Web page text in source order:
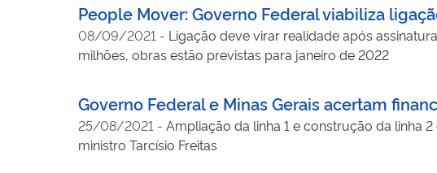
People Mover: Governo Federal viabiliza
08/09/2021 - Ligação deve virar realidade após
milhões, obras estão previstas para janeiro de 2022
Governo Federal e Minas Gerais acertam
25/08/2021 - Ampliação da linha 1 e construção da linha
ministro Tarcísio Freitas